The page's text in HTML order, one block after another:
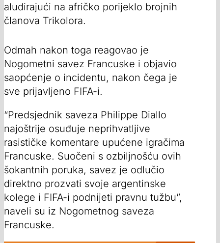
aludirajući na afričko porijeklo brojnih
članova Trikolora.
Odmah nakon toga reagovao je
Nogometni savez Francuske i objavio
saopćenje o incidentu, nakon čega je
sve prijavljeno FIFA-i.
“Predsjednik saveza Philippe Diallo
najoštrije osuđuje neprihvatljive
rasističke komentare upućene igračima
Francuske. Suočeni s ozbiljnošću ovih
šokantnih poruka, savez je odlučio
direktno prozvati svoje argentinske
kolege i FIFA-i podnijeti pravnu tužbu”,
naveli su iz Nogometnog saveza
Francuske.